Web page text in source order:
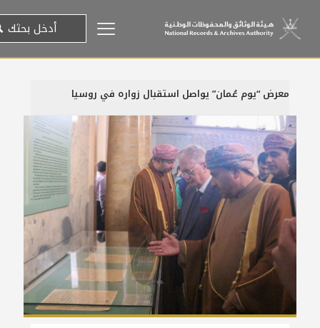
معرض “يوم عُمان” يواصل استقبال زواره في روسيا
1 أغسطس، 2018